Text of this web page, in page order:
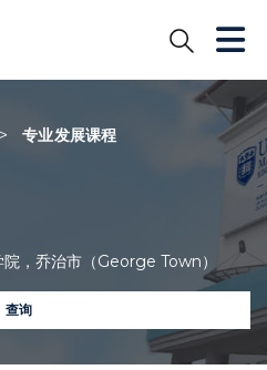
> 专业发展课程
，乔治市（George Town）
查询
关闭